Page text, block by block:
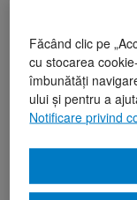
Făcând clic pe
cu stocarea
îmbunătăți
ului și pentru a
Notificare privind